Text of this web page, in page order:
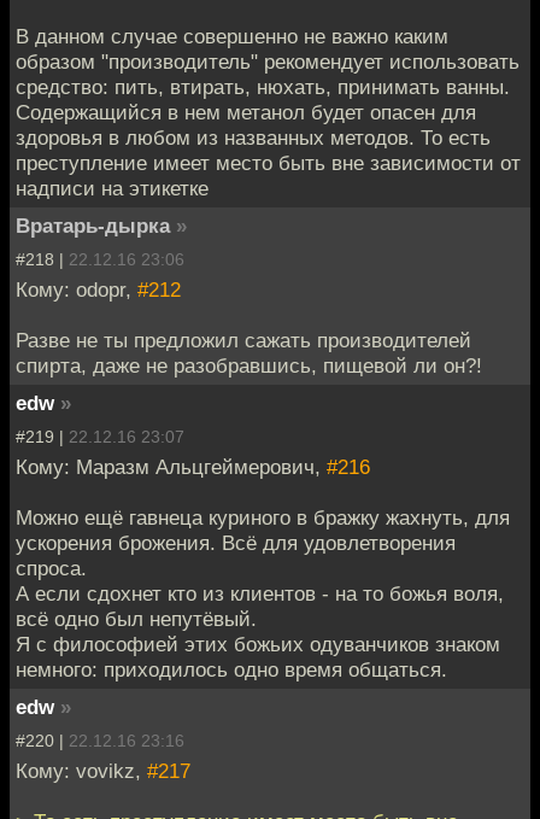
В данном случае совершенно не важно каким
образом "производитель" рекомендует использовать
средство: пить, втирать, нюхать, принимать ванны.
Содержащийся в нем метанол будет опасен для
здоровья в любом из названных методов. То есть
преступление имеет место быть вне зависимости от
надписи на этикетке
Вратарь-дырка »
#218 | 22.12.16 23:06
Кому: odopr, #212
Разве не ты предложил сажать производителей
спирта, даже не разобравшись, пищевой ли он?!
edw »
#219 | 22.12.16 23:07
Кому: Маразм Альцгеймерович, #216
Можно ещё гавнеца куриного в бражку жахнуть, для
ускорения брожения. Всё для удовлетворения
спроса.
А если сдохнет кто из клиентов - на то божья воля,
всё одно был непутёвый.
Я с философией этих божьих одуванчиков знаком
немного: приходилось одно время общаться.
edw »
#220 | 22.12.16 23:16
Кому: vovikz, #217